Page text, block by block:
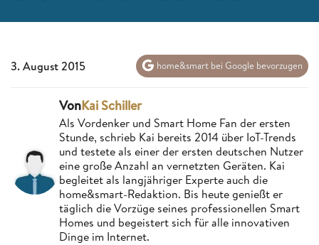
3. August 2015 home&smart bei Google bevorzugen
VonKai Schiller
Als Vordenker und Smart Home Fan der ersten
Stunde, schrieb Kai bereits 2014 über IoT-Trends
und testete als einer der ersten deutschen Nutzer
eine große Anzahl an vernetzten Geräten. Kai
begleitet als langjähriger Experte auch die
home&smart-Redaktion. Bis heute genießt er
täglich die Vorzüge seines professionellen Smart
Homes und begeistert sich für alle innovativen
Dinge im Internet.